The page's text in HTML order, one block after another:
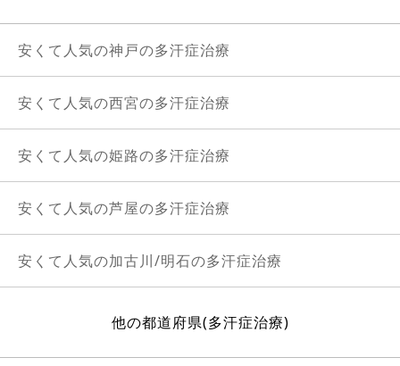
安くて人気の神戸の多汗症治療
安くて人気の西宮の多汗症治療
安くて人気の姫路の多汗症治療
安くて人気の芦屋の多汗症治療
安くて人気の加古川/明石の多汗症治療
他の都道府県(多汗症治療)